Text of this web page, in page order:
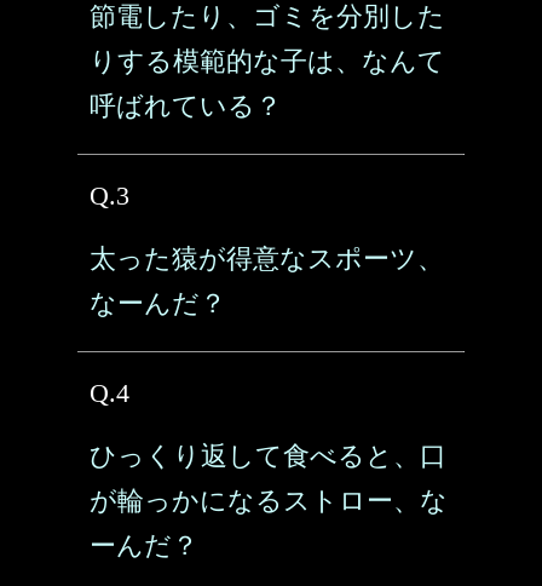
節電したり、ゴミを分別した
りする模範的な子は、なんて
呼ばれている？
Q.3
太った猿が得意なスポーツ、
なーんだ？
Q.4
ひっくり返して食べると、口
が輪っかになるストロー、な
ーんだ？